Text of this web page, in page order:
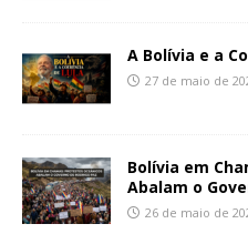
A Bolívia e a
27 de maio de
Bolívia em
Abalam o
26 de maio de